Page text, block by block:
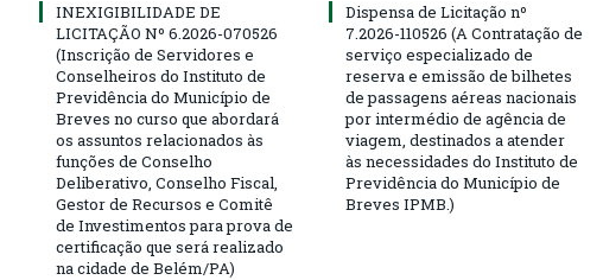
INEXIGIBILIDADE DE
LICITAÇÃO Nº 6.2026-070526
(Inscrição de Servidores e
Conselheiros do Instituto de
Previdência do Município de
Breves no curso que abordará
os assuntos relacionados às
funções de Conselho
Deliberativo, Conselho Fiscal,
Gestor de Recursos e Comitê
de Investimentos para prova de
certificação que será realizado
na cidade de Belém/PA)
Dispensa de Licitação nº
7.2026-110526 (A Contratação de
serviço especializado de
reserva e emissão de bilhetes
de passagens aéreas nacionais
por intermédio de agência de
viagem, destinados a atender
às necessidades do Instituto de
Previdência do Município de
Breves IPMB.)